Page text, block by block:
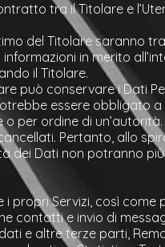
tra il Titolare e
del Titolare saranno
in merito
il Titolare.
può conservare i Dati
essere obbligato a
per ordine di un’autorità.
Pertanto, allo
dei Dati non potranno
propri Servizi, così come
contatti e invio di
e altre terze parti,